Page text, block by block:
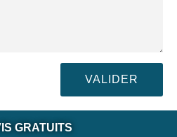
GRATUITS